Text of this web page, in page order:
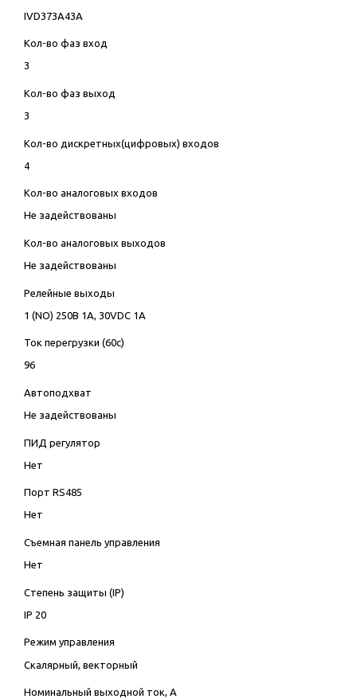
IVD373A43A
Кол-во фаз вход
3
Кол-во фаз выход
3
Кол-во дискретных(цифровых) входов
4
Кол-во аналоговых входов
Не задействованы
Кол-во аналоговых выходов
Не задействованы
Релейные выходы
1 (NO) 250В 1А, 30VDC 1А
Ток перегрузки (60с)
96
Автоподхват
Не задействованы
ПИД регулятор
Нет
Порт RS485
Нет
Съемная панель управления
Нет
Степень защиты (IP)
IP 20
Режим управления
Скалярный, векторный
Номинальный выходной ток, А